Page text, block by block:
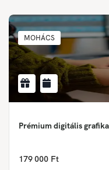
MOHÁCS
Prémium digitális
179 000 Ft